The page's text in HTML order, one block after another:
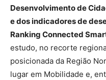
Desenvolvimento de
e dos indicadores de
Ranking Connected
estudo, no recorte
posicionada da Região
lugar em Mobilidade e,